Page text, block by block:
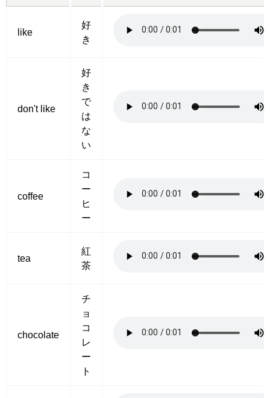
like
好
き
don't like
好
き
で
は
な
い
coffee
コ
ー
ヒ
ー
tea
紅
茶
chocolate
チ
ョ
コ
レ
ー
ト